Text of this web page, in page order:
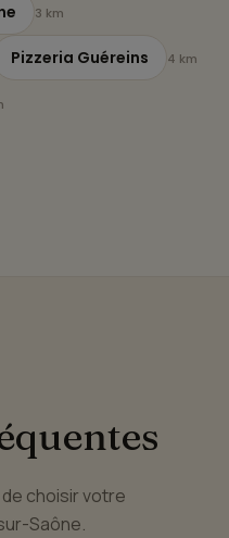
3 km
Pizzeria Guéreins 4 km
choisir votre
Saône.